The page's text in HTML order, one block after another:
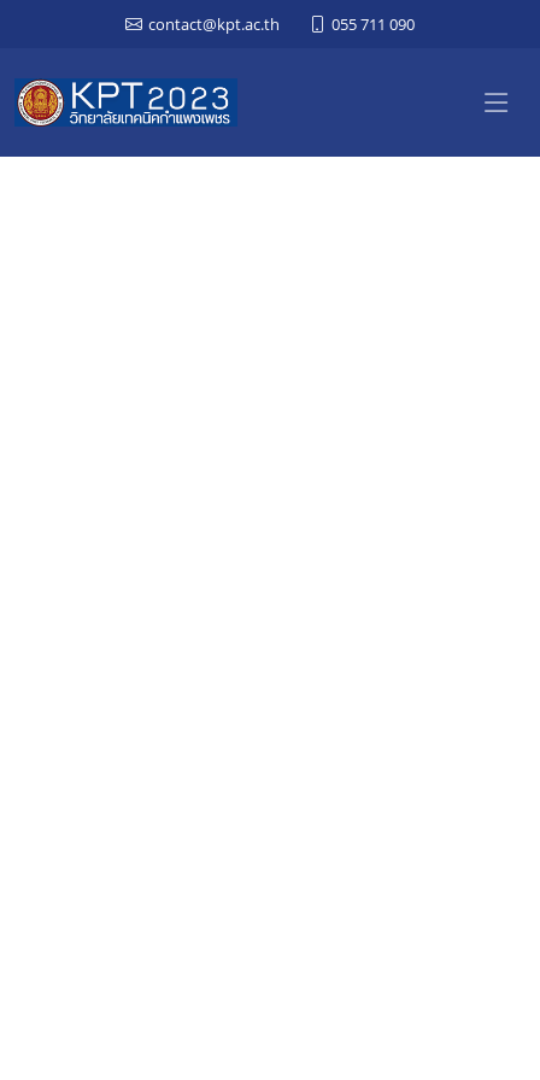
contact@kpt.ac.th 055 711 090